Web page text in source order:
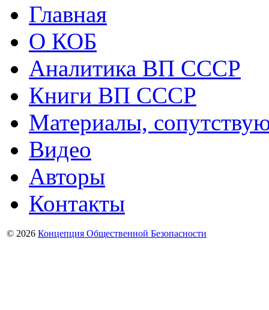
Главная
О КОБ
Аналитика ВП СССР
Книги ВП СССР
Материалы,
Видео
Авторы
Контакты
© 2026 Концепция Общественной Безопасности